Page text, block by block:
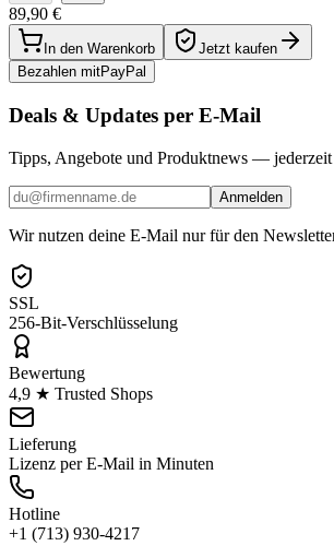
89,90 €
In den Warenkorb
Jetzt kaufen
Bezahlen mitPayPal
Deals & Updates per E-Mail
Tipps, Angebote und Produktnews — jederzeit
Anmelden
Wir nutzen deine E-Mail nur für den
SSL
256-Bit-Verschlüsselung
Bewertung
4,9 ★ Trusted Shops
Lieferung
Lizenz per E-Mail in Minuten
Hotline
+1 (713) 930-4217